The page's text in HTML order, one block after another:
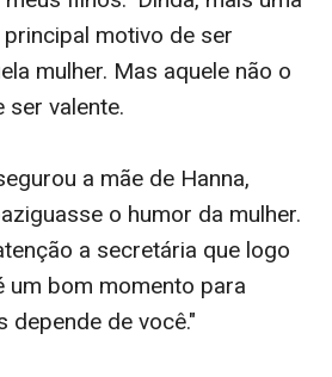
motivo de ser
mulher. Mas aquele não o
ser valente.
a mãe de Hanna,
o humor da mulher.
a secretária que logo
um bom momento para
depende de você."